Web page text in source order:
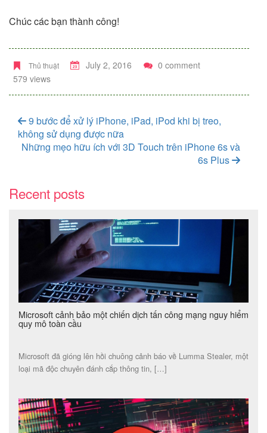
Chúc các bạn thành công!
Thủ thuật July 2, 2016
0 comment
579 views
9 bước để xử lý iPhone, iPad, iPod khi bị treo,
không sử dụng được nữa
Những mẹo hữu ích với 3D Touch trên iPhone 6s và
6s Plus
Recent posts
Microsoft cảnh bảo một chiến dịch tấn công mạng nguy hiểm
quy mô toàn cầu
Microsoft đã gióng lên hồi chuông cảnh báo về Lumma Stealer, một
loại mã độc chuyên đánh cắp thông tin, […]